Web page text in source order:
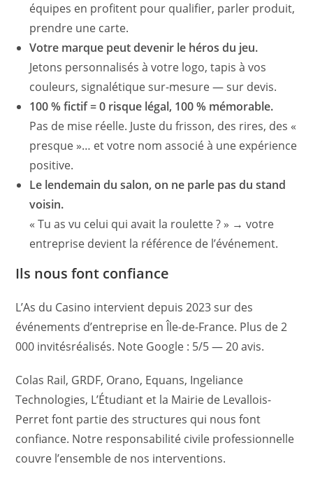
équipes en profitent pour qualifier, parler produit,
prendre une carte.
Votre marque peut devenir le héros du jeu.
Jetons personnalisés à votre logo, tapis à vos
couleurs, signalétique sur-mesure — sur devis.
100 % fictif = 0 risque légal, 100 % mémorable.
Pas de mise réelle. Juste du frisson, des rires, des «
presque »… et votre nom associé à une expérience
positive.
Le lendemain du salon, on ne parle pas du stand
voisin.
« Tu as vu celui qui avait la roulette ? » → votre
entreprise devient la référence de l’événement.
Ils nous font confiance
L’As du Casino intervient depuis 2023 sur des
événements d’entreprise en Île-de-France. Plus de 2
000 invitésréalisés. Note Google : 5/5 — 20 avis.
Colas Rail, GRDF, Orano, Equans, Ingeliance
Technologies, L’Étudiant et la Mairie de Levallois-
Perret font partie des structures qui nous font
confiance. Notre responsabilité civile professionnelle
couvre l’ensemble de nos interventions.